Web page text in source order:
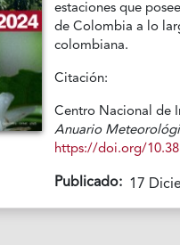
estaciones que
de Colombia a lo
colombiana.
Citación:
Centro Nacional de
Anuario
https://doi.org/
Publicado: 17